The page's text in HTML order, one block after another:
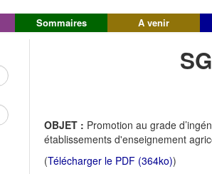
Sommaires A venir
OBJET : Promotion au grade
établissements d'enseignement
(Télécharger le PDF (364ko))